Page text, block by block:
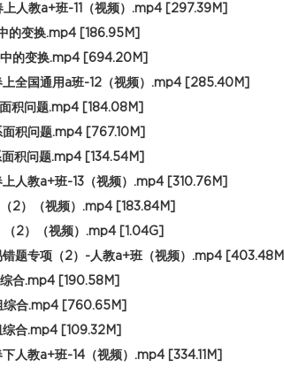
上人教a+班-11（视频）.mp4 [297.39M]
的变换.mp4 [186.95M]
中的变换.mp4 [694.20M]
上全国通用a班-12（视频）.mp4 [285.40M]
积问题.mp4 [184.08M]
积问题.mp4 [767.10M]
积问题.mp4 [134.54M]
上人教a+班-13（视频）.mp4 [310.76M]
2）（视频）.mp4 [183.84M]
（2）（视频）.mp4 [1.04G]
错题专项（2）-人教a+班（视频）.mp4 [403.48M]
合.mp4 [190.58M]
综合.mp4 [760.65M]
合.mp4 [109.32M]
人教a+班-14（视频）.mp4 [334.11M]